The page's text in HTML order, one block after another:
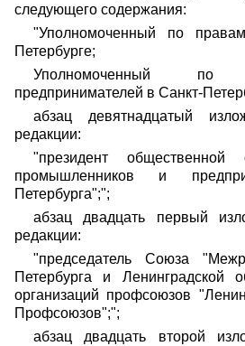
следующего содержания:
"Уполномоченный по
Петербурге;
Уполномоченный
предпринимателей в Санкт-
абзац девятнадцатый
редакции:
"президент общественной
промышленников и
Петербурга";";
абзац двадцать первый
редакции:
"председатель Союза
Петербурга и Ленинградской
организаций профсоюзов
Профсоюзов";";
абзац двадцать второй